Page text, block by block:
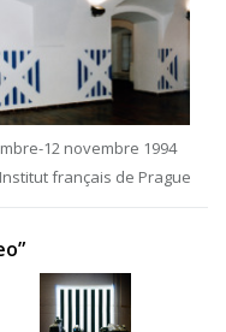
12 novembre 1994
français de Prague